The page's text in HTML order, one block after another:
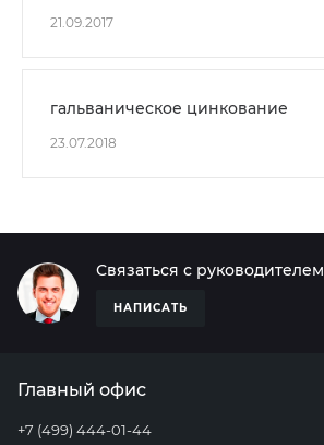
21.09.2017
гальваническое цинкование
23.07.2018
Связаться с руководителем
НАПИСАТЬ
Главный офис
+7 (499) 444-01-44